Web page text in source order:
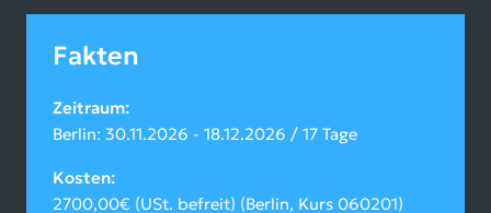
Fakten
Zeitraum
Berlin: 30.11.2026 - 18.12.2026 / 17 Tage
Kosten
2700,00€ (USt. befreit) (Berlin, Kurs 060201)